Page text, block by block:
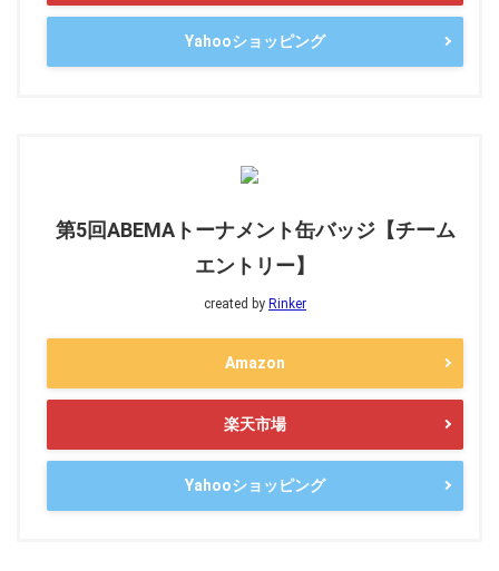
Yahooショッピング
第5回ABEMAトーナメント缶バッジ【チーム
エントリー】
created by Rinker
Amazon
楽天市場
Yahooショッピング